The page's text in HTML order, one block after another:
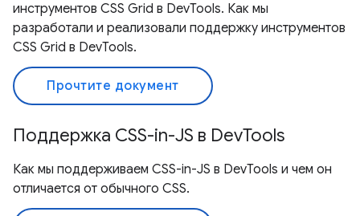
инструментов CSS Grid в DevTools. Как мы
разработали и реализовали поддержку инструментов
CSS Grid в DevTools.
Прочтите документ
Поддержка CSS-in-JS в DevTools
Как мы поддерживаем CSS-in-JS в DevTools и чем он
отличается от обычного CSS.